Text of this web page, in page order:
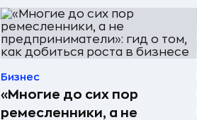
Бизнес
«Многие до сих пор
ремесленники, а не